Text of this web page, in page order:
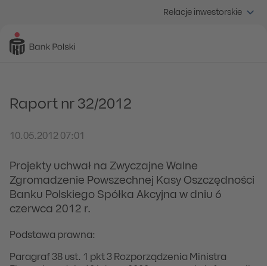
Relacje inwestorskie
Raport nr 32/2012
10.05.2012 07:01
Projekty uchwał na Zwyczajne Walne
Zgromadzenie Powszechnej Kasy Oszczędności
Banku Polskiego Spółka Akcyjna w dniu 6
czerwca 2012 r.
Podstawa prawna:
Paragraf 38 ust. 1 pkt 3 Rozporządzenia Ministra